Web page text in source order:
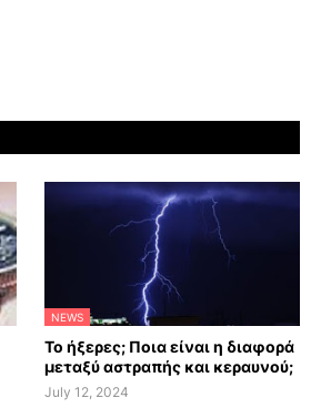
NEWS
Το ήξερες; Ποια είναι η διαφορά
μεταξύ αστραπής και κεραυνού;
July 12, 2024